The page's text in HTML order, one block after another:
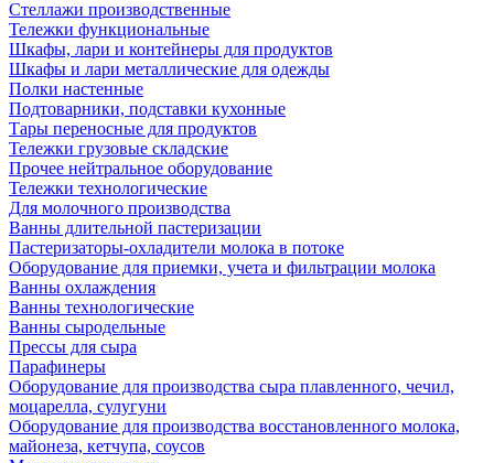
Стеллажи производственные
Тележки функциональные
Шкафы, лари и контейнеры для продуктов
Шкафы и лари металлические для одежды
Полки настенные
Подтоварники, подставки кухонные
Тары переносные для продуктов
Тележки грузовые складские
Прочее нейтральное оборудование
Тележки технологические
Для молочного производства
Ванны длительной пастеризации
Пастеризаторы-охладители молока в потоке
Оборудование для приемки, учета и фильтрации молока
Ванны охлаждения
Ванны технологические
Ванны сыродельные
Прессы для сыра
Парафинеры
Оборудование для производства сыра плавленного, чечил,
моцарелла, сулугуни
Оборудование для производства восстановленного молока,
майонеза, кетчупа, соусов